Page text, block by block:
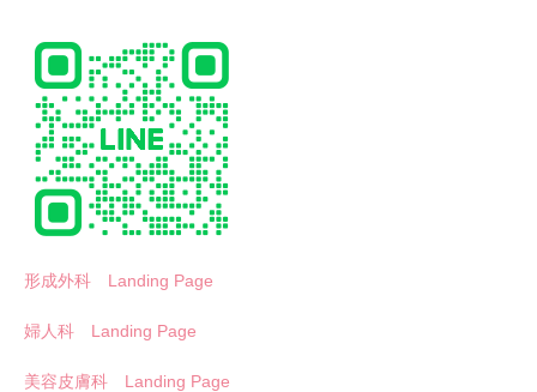
形成外科 Landing Page
婦人科 Landing Page
美容皮膚科 Landing Page